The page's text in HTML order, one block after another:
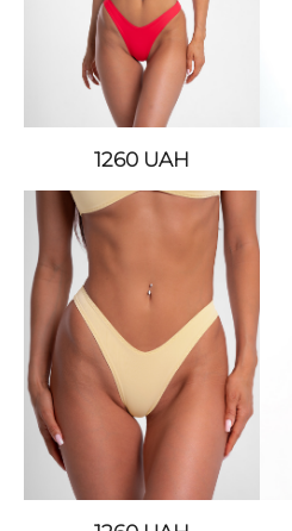
1260 UAH